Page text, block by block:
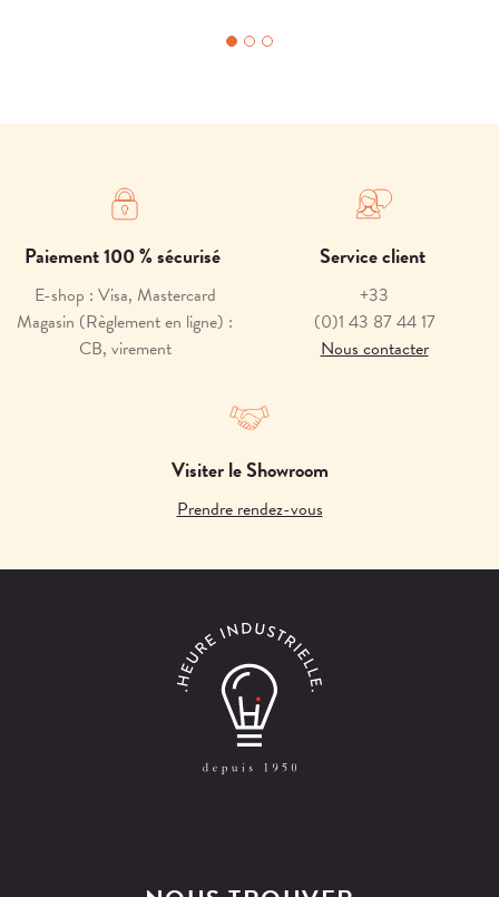
Paiement 100 % sécurisé
E-shop : Visa, Mastercard
Magasin (Règlement en ligne) :
CB, virement
Service client
+33
(0)1 43 87 44 17
Nous contacter
Visiter le Showroom
Prendre rendez-vous